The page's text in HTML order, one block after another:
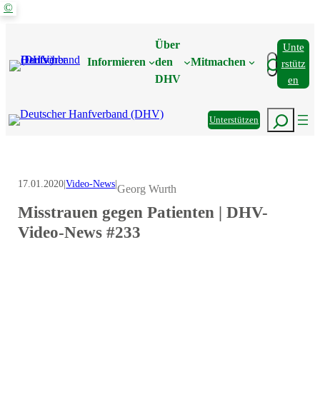
Zum
Informieren
Über
den
DHV
Mitmachen Suchen
Unte
Rstütz
En
UnterstützenSuchen
©
17.01.2020|Video-News|Georg Wurth
Misstrauen gegen Patienten | DHV-
Video-News #233